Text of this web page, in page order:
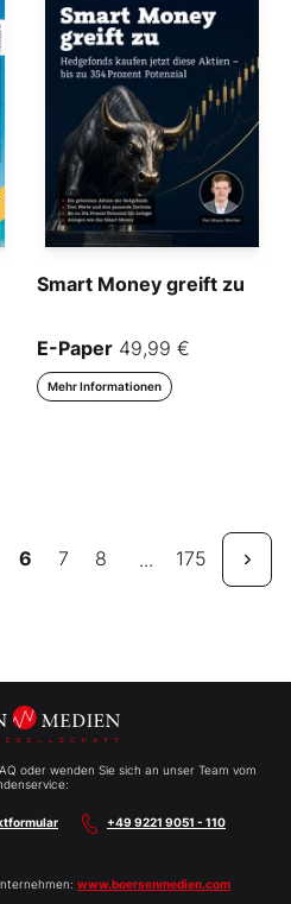
Smart Money greift zu
E-Paper 49,99 €
Mehr Informationen
6 7 8 ... 175
oder wenden Sie sich an unser Team vom
+49 9221 9051 - 110
www.boersenmedien.com